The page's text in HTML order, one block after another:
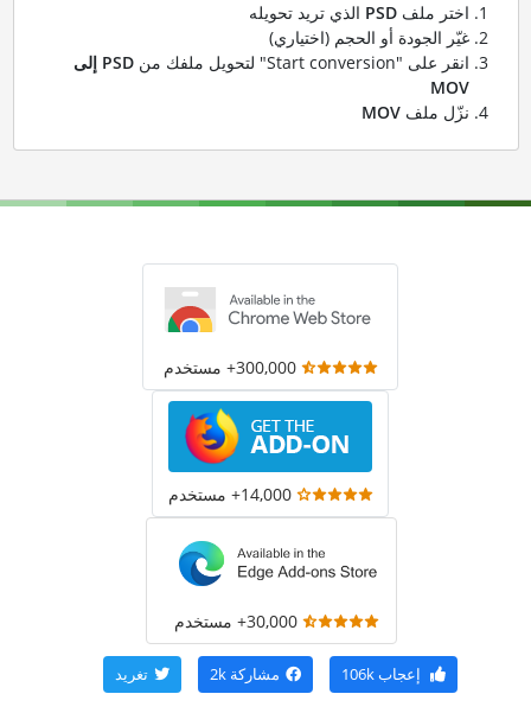
اختر ملف PSDالذي تريد تحويله
غيّر الجودة أو الحجم (اختياري)
انقر على "Start conversion" لتحويل ملفك من
PSD إلى
MOV
نزّل ملف MOV
300,000+ مستخدم
14,000+ مستخدم
30,000+ مستخدم
إعجاب106k مشاركة 2k تغريد